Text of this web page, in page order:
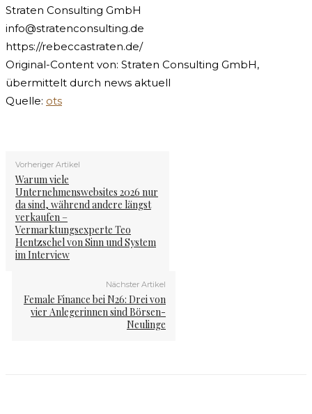
Straten Consulting GmbH
info@stratenconsulting.de
https://rebeccastraten.de/
Original-Content von: Straten Consulting GmbH,
übermittelt durch news aktuell
Quelle: ots
Vorheriger Artikel
Warum viele
Unternehmenswebsites 2026 nur
da sind, während andere längst
verkaufen –
Vermarktungsexperte Teo
Hentzschel von Sinn und System
im Interview
Nächster Artikel
Female Finance bei N26: Drei von
vier Anlegerinnen sind Börsen-
Neulinge